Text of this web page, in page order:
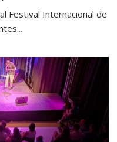
Festival Internacional de